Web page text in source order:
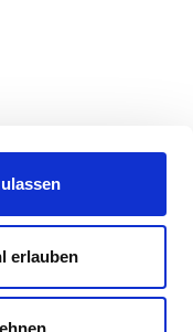
erlauben